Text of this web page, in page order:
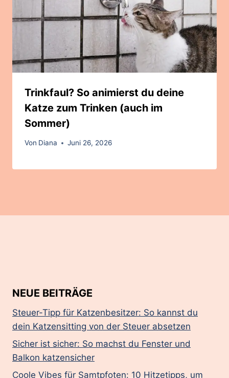
Trinkfaul? So animierst du deine
Katze zum Trinken (auch im
Sommer)
Von Diana Juni 26, 2026
NEUE BEITRÄGE
Steuer-Tipp für Katzenbesitzer: So kannst du
dein Katzensitting von der Steuer absetzen
Sicher ist sicher: So machst du Fenster und
Balkon katzensicher
Coole Vibes für Samtpfoten: 10 Hitzetipps, um